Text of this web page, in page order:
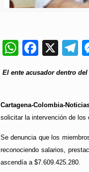
X
El ente acusador dentro
Cartagena-Colombia-
solicitar la intervención de los
Se denuncia que los
reconociendo salarios,
ascendía a $7.609.425.280.